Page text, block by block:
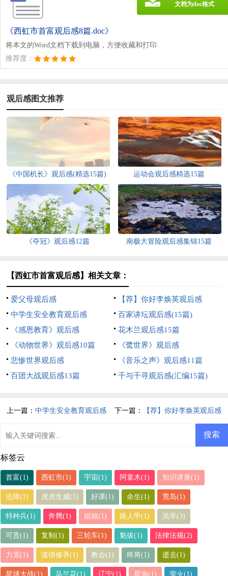
《西虹市首富观后感8篇.doc》
将本文的Word文档下载到电脑，方便收藏和打印
推荐度：
文档为doc格式
观后感图文推荐
《中国机长》观后感(精选15篇) 运动会观后感精选15篇
《夺冠》观后感12篇 南极大冒险观后感集锦15篇
【西虹市首富观后感】相关文章：
爱父母观后感
【荐】你好李焕英观后感
中学生安全教育观后感
百家讲坛观后感(15篇)
《感恩教育》观后感
花木兰观后感15篇
《动物世界》观后感10篇
《鹭世界》观后感
悲惨世界观后感
《音乐之声》观后感11篇
百团大战观后感13篇
千与千寻观后感(汇编15篇)
上一篇：中学生安全教育观后感 下一篇： 【荐】你好李焕英观后感
标签云
首富(1) 西虹市(1) 宇宙(1) 阿童木(1) 知识讲座(1)
迫降(1) 虎虎生威(1) 好课(1) 余生(1) 荒岛(1)
特种兵(1) 奔腾(1) 姐姐(1) 路人甲(1) 羔羊(3)
可贵(1) 复制(1) 三轮车(1) 魁拔(1) 法律法规(2)
力克(1) 道德修养(1) 教会(1) 终将(1) 逝去(1)
星球大战(1) 马兰花(1) 辽宁(1) 星海(1) 萤火(1)